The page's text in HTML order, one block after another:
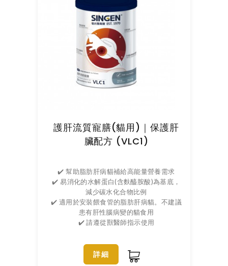
護肝流質寵膳(貓用)｜保護肝
臟配方 (VLC1)
✔️ 幫助脂肪肝病貓補給高能量營養需求
✔️ 易消化的水解蛋白(含麩醯胺酸)為基底，
減少碳水化合物比例
✔️ 適用於安裝餵食管的脂肪肝病貓。不建議
患有肝性腦病變的貓食用
✔️ 請遵從獸醫師指示使用
詳細